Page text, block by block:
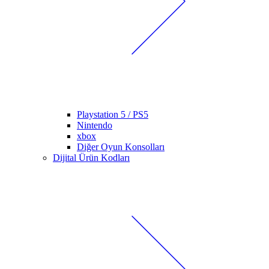
Playstation 5 / PS5
Nintendo
xbox
Diğer Oyun Konsolları
Dijital Ürün Kodları